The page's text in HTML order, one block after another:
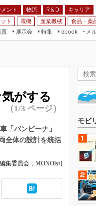
ント 物流 R＆D
キャリア
ト 電機 産業機械 食品・薬
質
展示会
特集
ebook
メ
がする
（1/3 ページ）
「バンビーナ」
全体の設計を統括
集委員会 ， MONOist]
モビ